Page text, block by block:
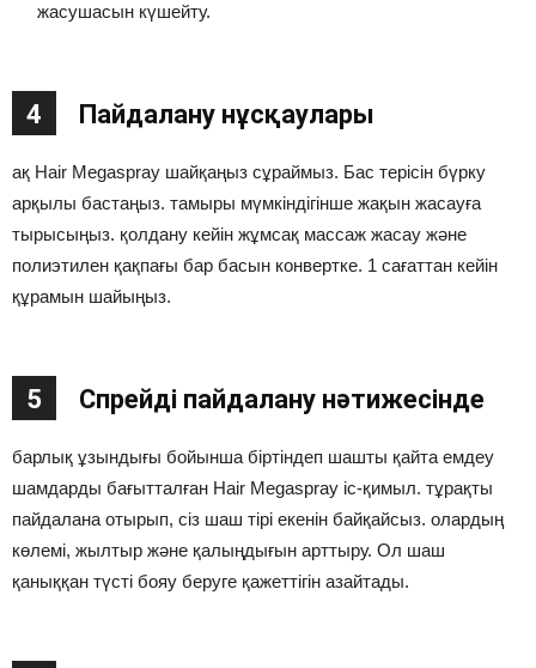
жасушасын күшейту.
4 Пайдалану нұсқаулары
ақ Hair Megaspray шайқаңыз сұраймыз. Бас терісін бүрку
арқылы бастаңыз. тамыры мүмкіндігінше жақын жасауға
тырысыңыз. қолдану кейін жұмсақ массаж жасау және
полиэтилен қақпағы бар басын конвертке. 1 сағаттан кейін
құрамын шайыңыз.
5 Спрейді пайдалану нәтижесінде
барлық ұзындығы бойынша біртіндеп шашты қайта емдеу
шамдарды бағытталған Hair Megaspray іс-қимыл. тұрақты
пайдалана отырып, сіз шаш тірі екенін байқайсыз. олардың
көлемі, жылтыр және қалыңдығын арттыру. Ол шаш
қаныққан түсті бояу беруге қажеттігін азайтады.